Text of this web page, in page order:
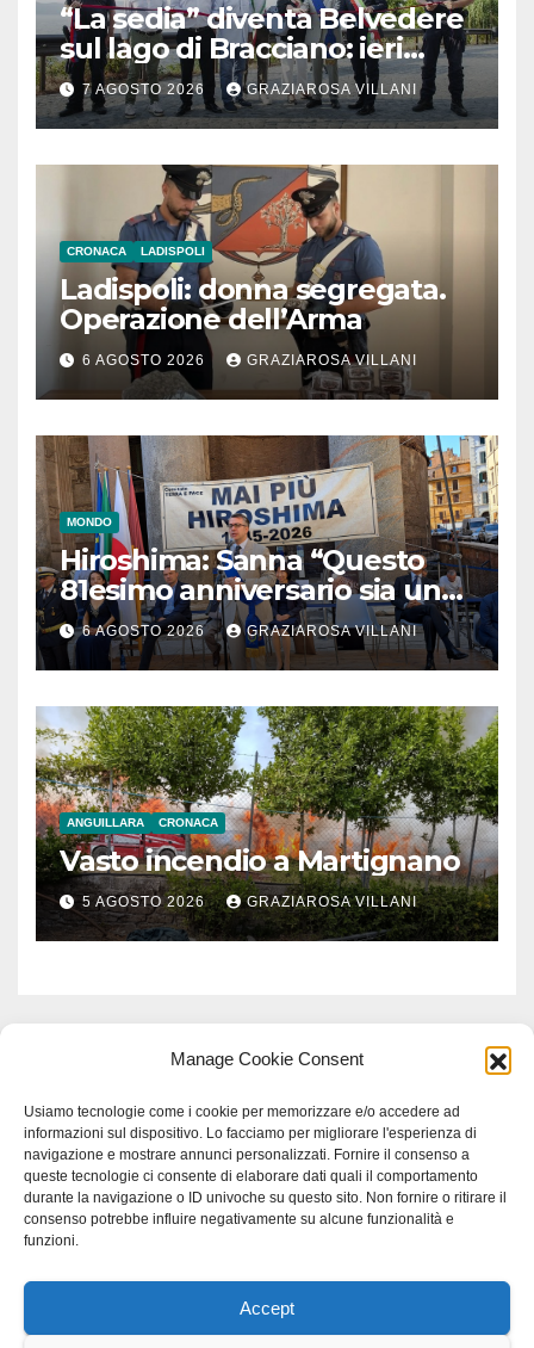
Manage Cookie Consent
Usiamo tecnologie come i cookie per memorizzare e/o accedere ad
informazioni sul dispositivo. Lo facciamo per migliorare l'esperienza di
navigazione e mostrare annunci personalizzati. Fornire il consenso a
queste tecnologie ci consente di elaborare dati quali il comportamento
durante la navigazione o ID univoche su questo sito. Non fornire o ritirare il
consenso potrebbe influire negativamente su alcune funzionalità e
funzioni.
Accept
“La sedia” diventa Belvedere
sul lago di Bracciano: ieri
l’inaugurazione
7 AGOSTO 2026 GRAZIAROSA VILLANI
CRONACA LADISPOLI
Ladispoli: donna segregata.
Operazione dell’Arma
6 AGOSTO 2026 GRAZIAROSA VILLANI
MONDO
Hiroshima: Sanna “Questo
81esimo anniversario sia un
monito per tutti”
6 AGOSTO 2026 GRAZIAROSA VILLANI
ANGUILLARA CRONACA
Vasto incendio a Martignano
5 AGOSTO 2026 GRAZIAROSA VILLANI
Proudly powered by WordPress|Tema: Newspaperex di